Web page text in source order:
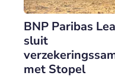
BNP Paribas
sluit
met Stopel